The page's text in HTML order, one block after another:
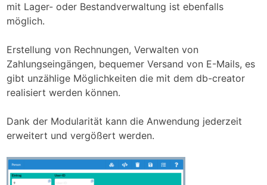
mit Lager- oder Bestandverwaltung ist ebenfalls
möglich.
Erstellung von Rechnungen, Verwalten von
Zahlungseingängen, bequemer Versand von E-Mails, es
gibt unzählige Möglichkeiten die mit dem db-creator
realisiert werden können.
Dank der Modularität kann die Anwendung jederzeit
erweitert und vergößert werden.